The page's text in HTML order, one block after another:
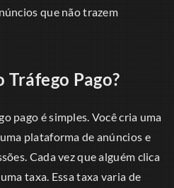
que não trazem
Tráfego Pago?
pago é simples. Você cria uma
plataforma de anúncios e
Cada vez que alguém clica
taxa. Essa taxa varia de